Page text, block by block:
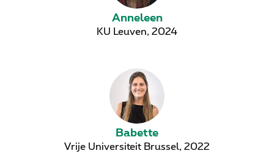
Anneleen
KU Leuven, 2024
Babette
Vrije Universiteit Brussel, 2022